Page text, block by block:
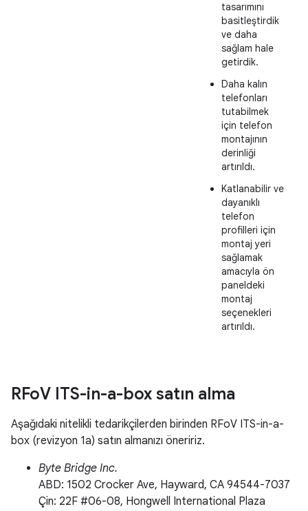
tasarımını
basitleştirdik
ve daha
sağlam hale
getirdik.
Daha kalın
telefonları
tutabilmek
için telefon
montajının
derinliği
artırıldı.
Katlanabilir ve
dayanıklı
telefon
profilleri için
montaj yeri
sağlamak
amacıyla ön
paneldeki
montaj
seçenekleri
artırıldı.
RFoV ITS-in-a-box satın alma
Aşağıdaki nitelikli tedarikçilerden birinden RFoV ITS-in-a-
box (revizyon 1a) satın almanızı öneririz.
Byte Bridge Inc.
ABD: 1502 Crocker Ave, Hayward, CA 94544-7037
Çin: 22F #06-08, Hongwell International Plaza